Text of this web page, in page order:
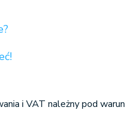
i VAT należny pod